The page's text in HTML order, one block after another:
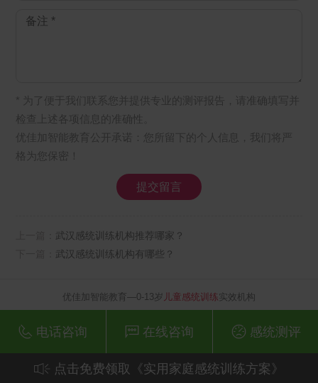
* 为了便于我们联系您并提供专业的测评报告，请准确填写并
检查上述各项信息的准确性。
优佳加智能教育公开承诺：您所留下的个人信息，我们将严
格为您保密！
武汉感统训练机构推荐哪家？
武汉感统训练机构有哪些？
优佳加智能教育—0-13岁 儿童感统训练 实效机构
电话咨询 在线咨询 感统测评
点击免费领取《实用家庭感统训练方案》